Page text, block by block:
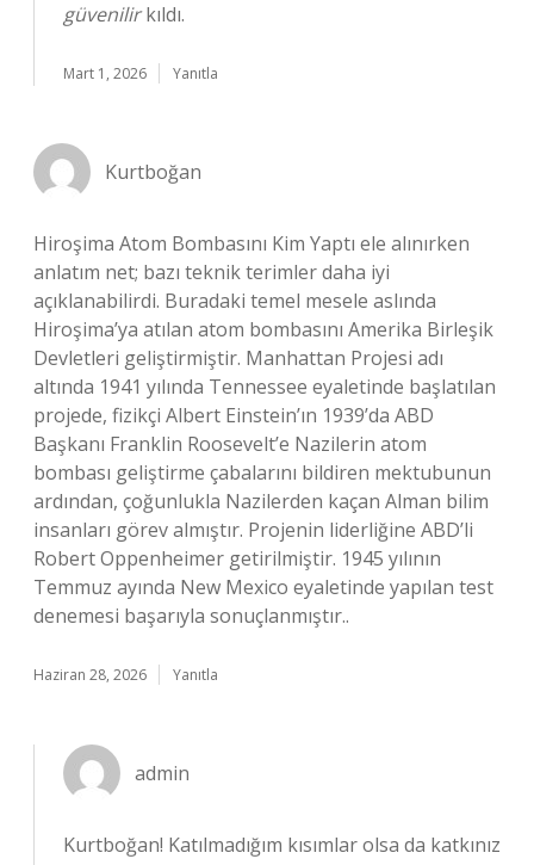
güvenilirkıldı.
Mart 1, 2026 Yanıtla
Kurtboğan
Hiroşima Atom Bombasını Kim Yaptı ele alınırken
anlatım net; bazı teknik terimler daha iyi
açıklanabilirdi. Buradaki temel mesele aslında
Hiroşima’ya atılan atom bombasını Amerika Birleşik
Devletleri geliştirmiştir. Manhattan Projesi adı
altında 1941 yılında Tennessee eyaletinde başlatılan
projede, fizikçi Albert Einstein’ın 1939’da ABD
Başkanı Franklin Roosevelt’e Nazilerin atom
bombası geliştirme çabalarını bildiren mektubunun
ardından, çoğunlukla Nazilerden kaçan Alman bilim
insanları görev almıştır. Projenin liderliğine ABD’li
Robert Oppenheimer getirilmiştir. 1945 yılının
Temmuz ayında New Mexico eyaletinde yapılan test
denemesi başarıyla sonuçlanmıştır..
Haziran 28, 2026 Yanıtla
admin
Kurtboğan! Katılmadığım kısımlar olsa da katkınız